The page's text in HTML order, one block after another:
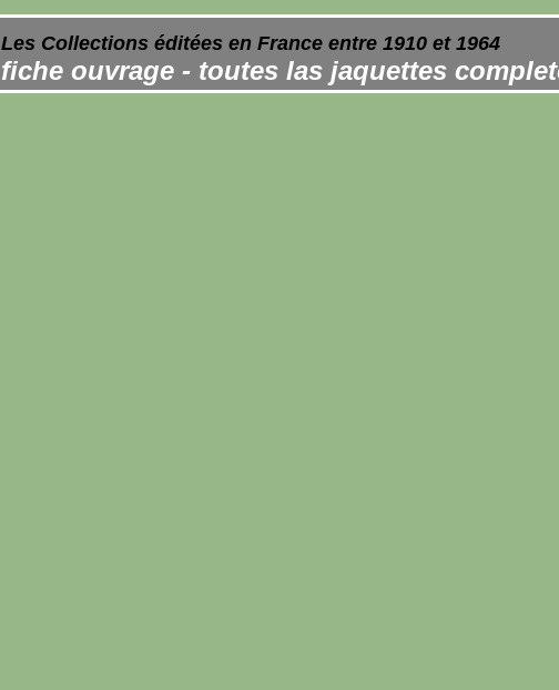
Les Collections éditées en France entre 1910 et 1964
fiche ouvrage - toutes las jaquettes